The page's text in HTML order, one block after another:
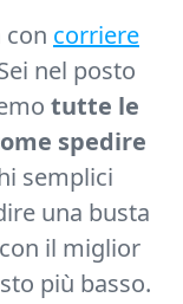
con corriere
nel posto
tutte le
spedire
semplici
una busta
il miglior
più basso.